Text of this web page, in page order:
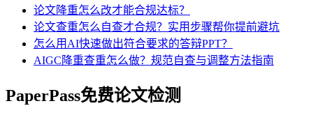
论文降重怎么改才能合规达标？
论文查重怎么自查才合规？实用步骤帮你提前避坑
怎么用AI快速做出符合要求的答辩PPT？
AIGC降重查重怎么做？规范自查与调整方法指南
PaperPass免费论文检测